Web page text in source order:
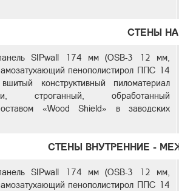
СТЕНЫ
SIPwall 174 мм (OSB-3 12 мм,
пенополистирол ППС 14
конструктивный пиломатериал
строганный, обработанный
«Wood Shield» в заводских
СТЕНЫ ВНУТРЕННИЕ -
SIPwall 174 мм (OSB-3 12 мм,
пенополистирол ППС 14